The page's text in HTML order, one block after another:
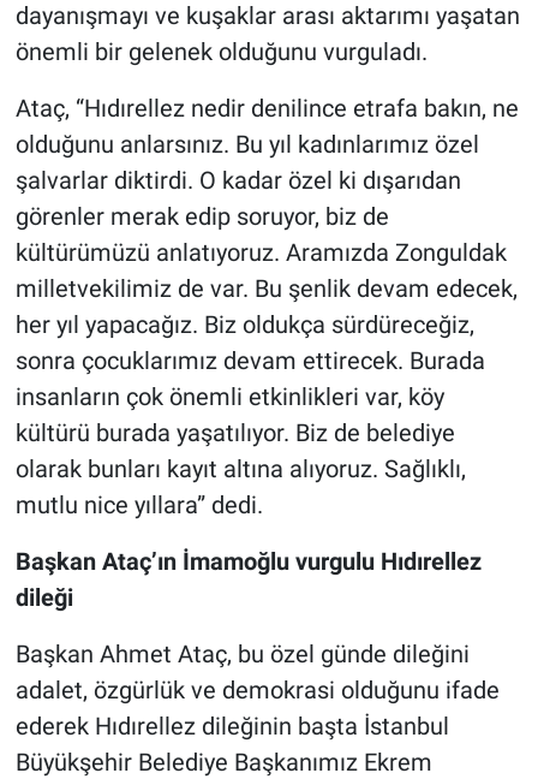
dayanışmayı ve kuşaklar arası aktarımı yaşatan
önemli bir gelenek olduğunu vurguladı.
Ataç, “Hıdırellez nedir denilince etrafa bakın, ne
olduğunu anlarsınız. Bu yıl kadınlarımız özel
şalvarlar diktirdi. O kadar özel ki dışarıdan
görenler merak edip soruyor, biz de
kültürümüzü anlatıyoruz. Aramızda Zonguldak
milletvekilimiz de var. Bu şenlik devam edecek,
her yıl yapacağız. Biz oldukça sürdüreceğiz,
sonra çocuklarımız devam ettirecek. Burada
insanların çok önemli etkinlikleri var, köy
kültürü burada yaşatılıyor. Biz de belediye
olarak bunları kayıt altına alıyoruz. Sağlıklı,
mutlu nice yıllara” dedi.
Başkan Ataç’ın İmamoğlu vurgulu Hıdırellez
dileği
Başkan Ahmet Ataç, bu özel günde dileğini
adalet, özgürlük ve demokrasi olduğunu ifade
ederek Hıdırellez dileğinin başta İstanbul
Büyükşehir Belediye Başkanımız Ekrem